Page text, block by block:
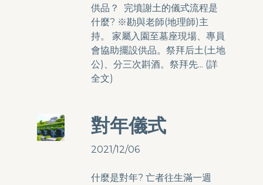
供品？ 完墳謝土的儀式流程是
什麼? ※勘與老師(地理師)主
持。 家屬入園至墓座現場、專員
會協助擺設供品。祭拜后土(土地
公)、分三次斟酒。祭拜先... (詳
全文)
對年儀式
2021/12/06
什麼是對年? 亡者往生滿一週